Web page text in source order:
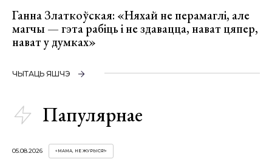
Ганна Златкоўская: «Няхай не перамаглі, але
магчы — гэта рабіць і не здавацца, нават цяпер,
нават у думках»
ЧЫТАЦЬ ЯШЧЭ
Папулярнае
05.08.2026 «МАМА, НЕ ЖУРЫСЯ!»